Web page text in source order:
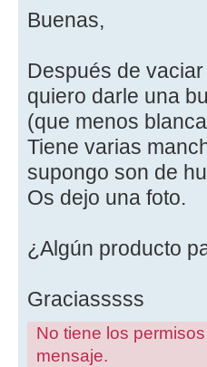
Buenas,
Después de
quiero darle una
(que menos
Tiene varias
supongo son de
Os dejo una foto.
¿Algún producto
Graciasssss
No tiene los
mensaje.